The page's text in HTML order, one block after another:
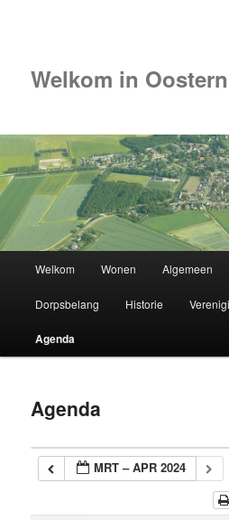
Welkom in
Spring
naar
de
inhoud
Welkom Wonen Algemeen
Dorpsbelang Historie
Agenda
Agenda
MRT – APR 2024